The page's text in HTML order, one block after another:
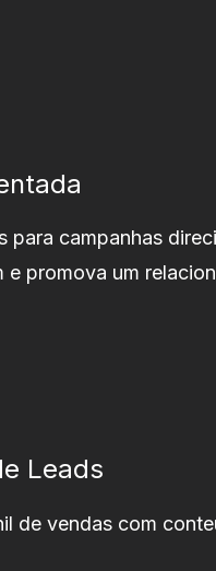
para campanhas
promova um
Leads
de vendas com